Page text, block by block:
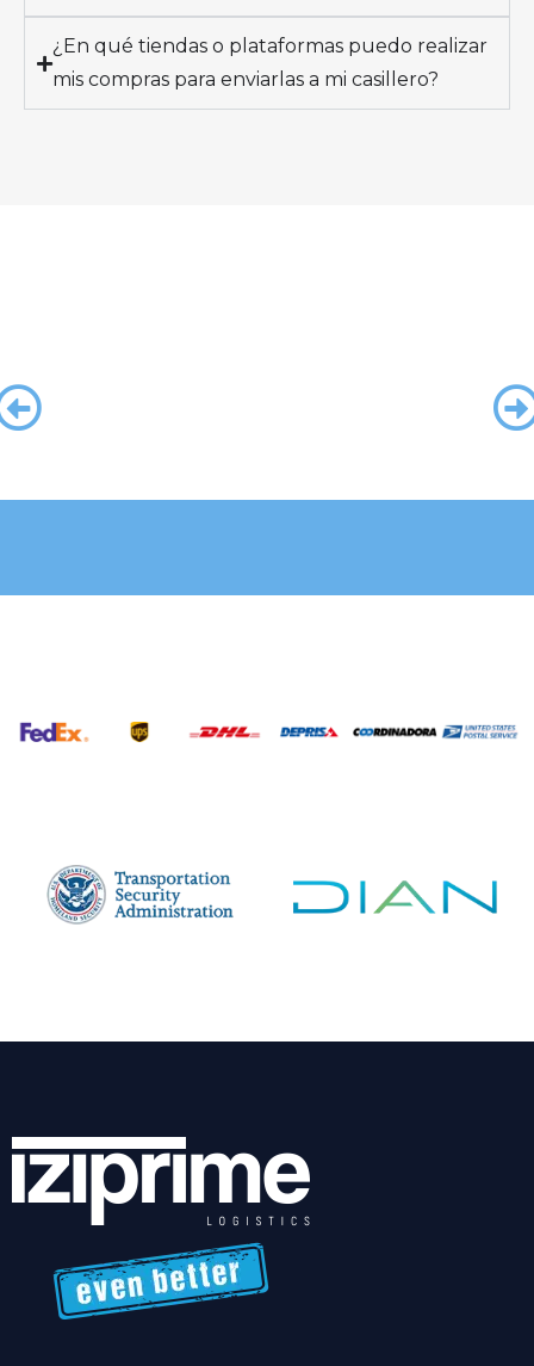
¿En qué tiendas o plataformas puedo realizar
mis compras para enviarlas a mi casillero?